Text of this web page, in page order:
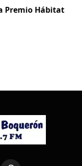
Premio Hábitat